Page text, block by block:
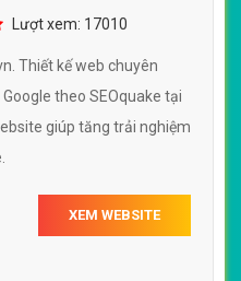
nghiệp chuẩn
Lượt xem: 17010
Thiết kế web chuyên
theo SEOquake tại
giúp tăng trải nghiệm
XEM WEBSITE